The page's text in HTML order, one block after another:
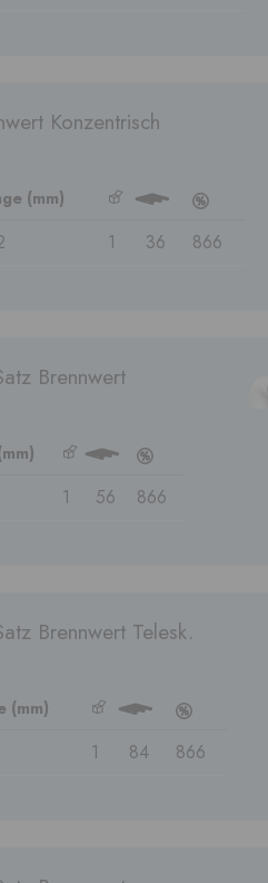
Konzentrisch
(mm) b 3 c
1 36 866
Brennwert
b 3 c
1 56 866
Brennwert Telesk.
(mm) b 3 c
1 84 866